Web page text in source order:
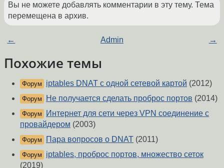
Вы не можете добавлять комментарии в эту тему. Тема
перемещена в архив.
← Admin →
Похожие темы
Форум iptables DNAT с одной сетевой картой (2012)
Форум Не получается сделать проброс портов (2014)
Форум
Интернет для сети через VPN соединение с
провайдером (2003)
Форум Пара вопросов о DNAT (2011)
Форум
iptables, проброс портов, множество сеток
(2019)